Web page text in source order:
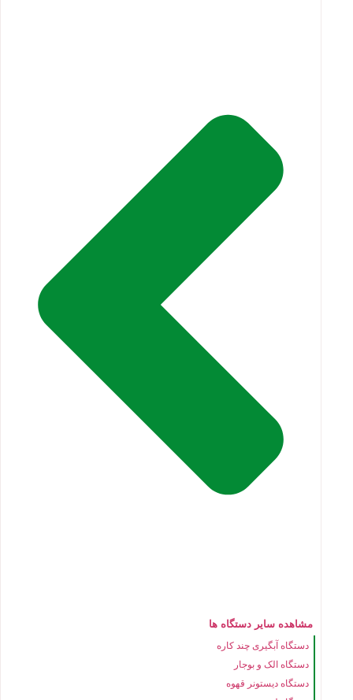
مشاهده سایر دستگاه ها
دستگاه آبگیری چند کاره
دستگاه الک و بوجار
دستگاه دیستونر قهوه